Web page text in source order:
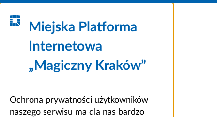
Miejska Platforma
Internetowa
„Magiczny Kraków”
Ochrona prywatności użytkowników
naszego serwisu ma dla nas bardzo